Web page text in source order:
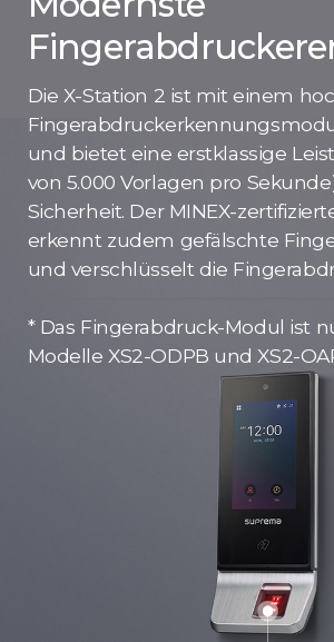
Die X-Station 2 ist mit einem
und bietet eine erstklassige
von 5.000 Vorlagen pro
Sicherheit. Der MINEX-
erkennt zudem gefälschte
und verschlüsselt die
* Das Fingerabdruck-Modul ist
Modelle XS2-ODPB und XS2-